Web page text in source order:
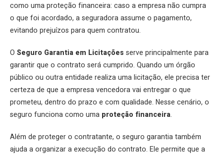
como uma proteção financeira: caso a empresa não cumpra
o que foi acordado, a seguradora assume o pagamento,
evitando prejuízos para quem contratou.
O Seguro Garantia em Licitações serve principalmente para
garantir que o contrato será cumprido. Quando um órgão
público ou outra entidade realiza uma licitação, ele precisa ter
certeza de que a empresa vencedora vai entregar o que
prometeu, dentro do prazo e com qualidade. Nesse cenário, o
seguro funciona como uma proteção financeira.
Além de proteger o contratante, o seguro garantia também
ajuda a organizar a execução do contrato. Ele permite que a